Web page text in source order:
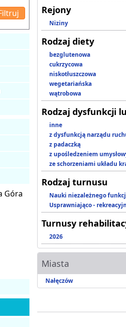
Rejony
Niziny
Rodzaj diety
bezglutenowa
cukrzycowa
niskotłuszczowa
wegetariańska
wątrobowa
Rodzaj dysfunkcji
inne
z dysfunkcją narządu
z padaczką
z upośledzeniem
ze schorzeniami układu
Rodzaj turnusu
Nauki niezależnego
Usprawniająco -
Turnusy
2026
Miasta
Nałęczów